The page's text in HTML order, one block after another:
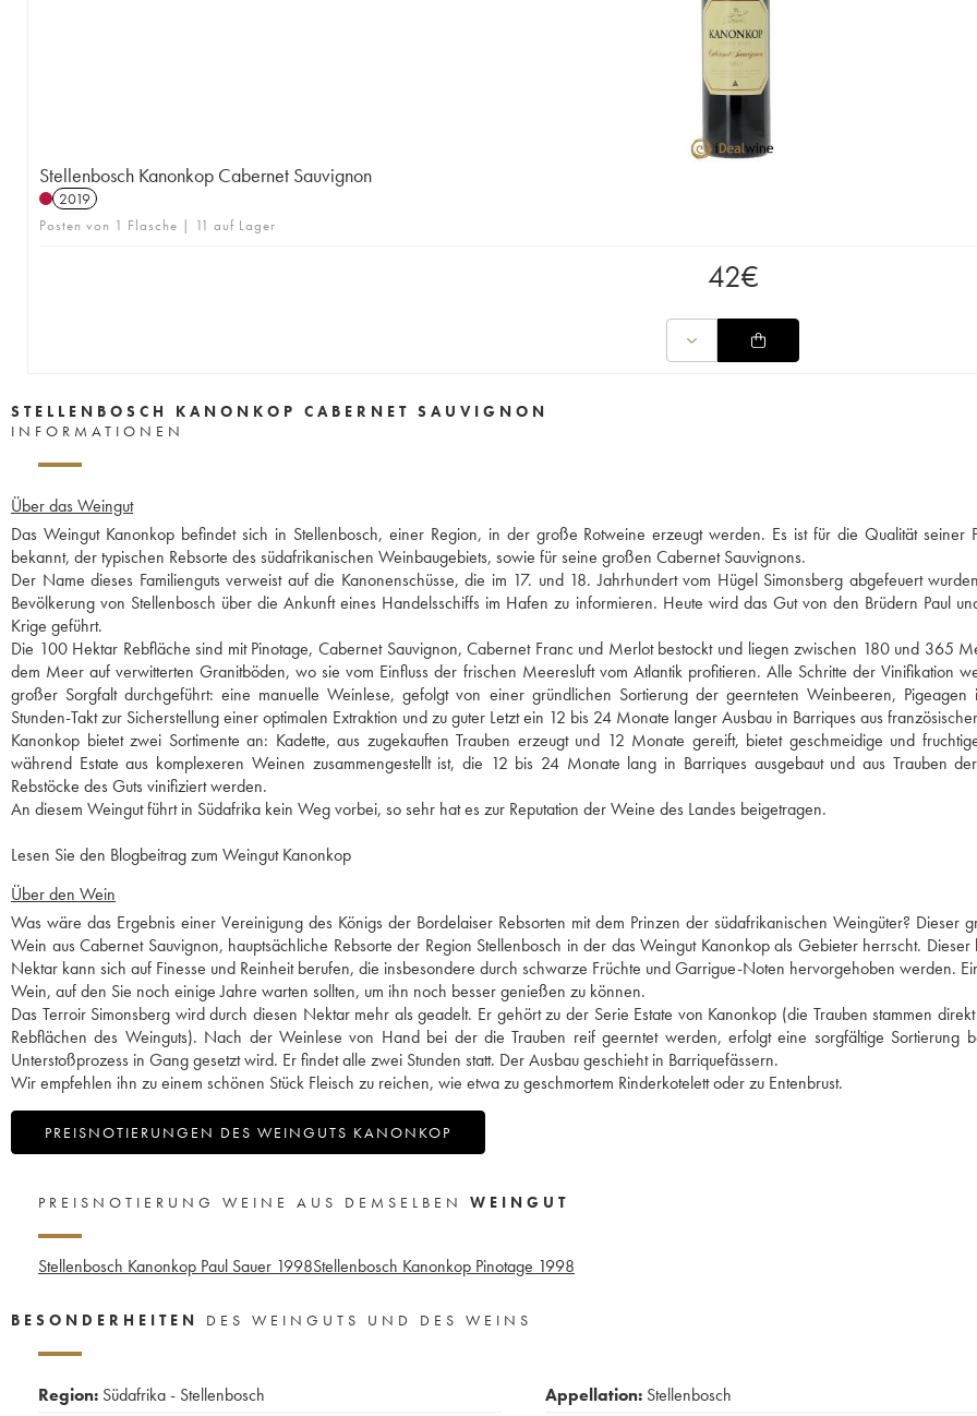
Stellenbosch Kanonkop Cabernet Sauvignon
2019
Posten von 1 Flasche | 11 auf Lager
42€
STELLENBOSCH KANONKOP CABERNET SAUVIGNON
INFORMATIONEN
Über das Weingut
Das Weingut Kanonkop befindet sich in Stellenbosch, einer Region, in der große Rotweine erzeugt werden. Es ist für die Qualität seiner
bekannt, der typischen Rebsorte des südafrikanischen Weinbaugebiets, sowie für seine großen Cabernet Sauvignons.
Der Name dieses Familienguts verweist auf die Kanonenschüsse, die im 17. und 18. Jahrhundert vom Hügel Simonsberg abgefeuert
Bevölkerung von Stellenbosch über die Ankunft eines Handelsschiffs im Hafen zu informieren. Heute wird das Gut von den Brüdern Paul
Krige geführt.
Die 100 Hektar Rebfläche sind mit Pinotage, Cabernet Sauvignon, Cabernet Franc und Merlot bestockt und liegen zwischen 180 und 365
dem Meer auf verwitterten Granitböden, wo sie vom Einfluss der frischen Meeresluft vom Atlantik profitieren. Alle Schritte der Vinifikation
großer Sorgfalt durchgeführt: eine manuelle Weinlese, gefolgt von einer gründlichen Sortierung der geernteten Weinbeeren, Pigeagen
Stunden-Takt zur Sicherstellung einer optimalen Extraktion und zu guter Letzt ein 12 bis 24 Monate langer Ausbau in Barriques aus
Kanonkop bietet zwei Sortimente an: Kadette, aus zugekauften Trauben erzeugt und 12 Monate gereift, bietet geschmeidige und
während Estate aus komplexeren Weinen zusammengestellt ist, die 12 bis 24 Monate lang in Barriques ausgebaut und aus Trauben
Rebstöcke des Guts vinifiziert werden.
An diesem Weingut führt in Südafrika kein Weg vorbei, so sehr hat es zur Reputation der Weine des Landes beigetragen.
Lesen Sie den Blogbeitrag zum Weingut Kanonkop
Über den Wein
Was wäre das Ergebnis einer Vereinigung des Königs der Bordelaiser Rebsorten mit dem Prinzen der südafrikanischen Weingüter? Dieser
Wein aus Cabernet Sauvignon, hauptsächliche Rebsorte der Region Stellenbosch in der das Weingut Kanonkop als Gebieter herrscht. Dieser
Nektar kann sich auf Finesse und Reinheit berufen, die insbesondere durch schwarze Früchte und Garrigue-Noten hervorgehoben werden.
Wein, auf den Sie noch einige Jahre warten sollten, um ihn noch besser genießen zu können.
Das Terroir Simonsberg wird durch diesen Nektar mehr als geadelt. Er gehört zu der Serie Estate von Kanonkop (die Trauben stammen
Rebflächen des Weinguts). Nach der Weinlese von Hand bei der die Trauben reif geerntet werden, erfolgt eine sorgfältige Sortierung
Unterstoßprozess in Gang gesetzt wird. Er findet alle zwei Stunden statt. Der Ausbau geschieht in Barriquefässern.
Wir empfehlen ihn zu einem schönen Stück Fleisch zu reichen, wie etwa zu geschmortem Rinderkotelett oder zu Entenbrust.
PREISNOTIERUNGEN DES WEINGUTS KANONKOP
PREISNOTIERUNG WEINE AUS DEMSELBEN WEINGUT
Stellenbosch Kanonkop Paul Sauer 1998Stellenbosch Kanonkop Pinotage 1998
BESONDERHEITEN DES WEINGUTS UND DES WEINS
Region: Südafrika - Stellenbosch
Appellation: Stellenbosch